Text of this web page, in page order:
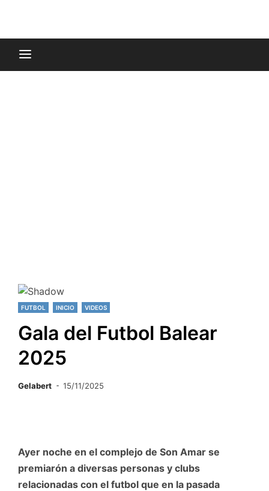
FUTBOL INICIO VIDEOS
Gala del Futbol Balear
2025
Gelabert 15/11/2025
Ayer noche en el complejo de Son Amar se
premiarón a diversas personas y clubs
relacionadas con el futbol que en la pasada